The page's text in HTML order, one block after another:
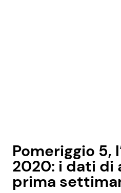
Pomeriggio 5,
2020: i dati di
prima